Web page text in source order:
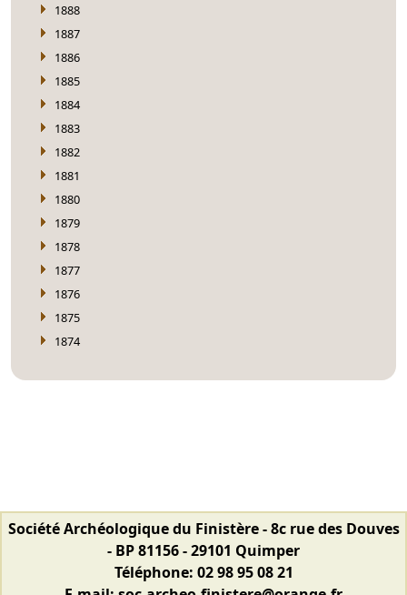
1888
1887
1886
1885
1884
1883
1882
1881
1880
1879
1878
1877
1876
1875
1874
Société Archéologique du Finistère - 8c rue des Douves
- BP 81156 - 29101 Quimper
Téléphone: 02 98 95 08 21